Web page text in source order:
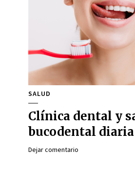
SALUD
Clínica dental y
bucodental diaria
Dejar comentario